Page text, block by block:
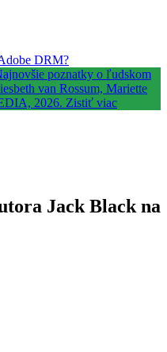
DRM?
Jack Black na